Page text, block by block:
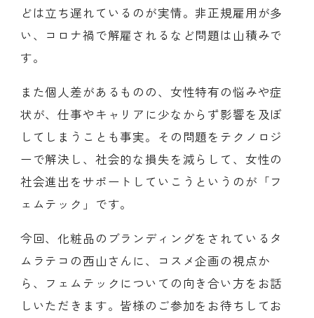
どは立ち遅れているのが実情。非正規雇用が多
い、コロナ禍で解雇されるなど問題は山積みで
す。
また個人差があるものの、女性特有の悩みや症
状が、仕事やキャリアに少なからず影響を及ぼ
してしまうことも事実。その問題をテクノロジ
ーで解決し、社会的な損失を減らして、女性の
社会進出をサポートしていこうというのが「フ
ェムテック」です。
今回、化粧品のブランディングをされているタ
ムラテコの西山さんに、コスメ企画の視点か
ら、フェムテックについての向き合い方をお話
しいただきます。皆様のご参加をお待ちしてお